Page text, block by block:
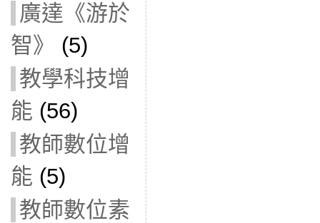
廣達《游於
智》
(5)
教學科技增
能 (56)
教師數位增
能 (5)
教師數位素